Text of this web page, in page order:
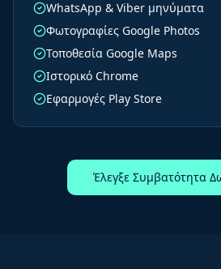
WhatsApp & Viber μηνύματα
Φωτογραφίες Google Photos
Τοποθεσία Google Maps
Ιστορικό Chrome
Εφαρμογές Play Store
Έλεγξε Συμβατότητα